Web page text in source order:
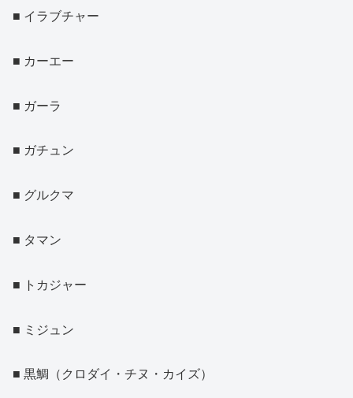
■ イラブチャー
■ カーエー
■ ガーラ
■ ガチュン
■ グルクマ
■ タマン
■ トカジャー
■ ミジュン
■ 黒鯛（クロダイ・チヌ・カイズ）